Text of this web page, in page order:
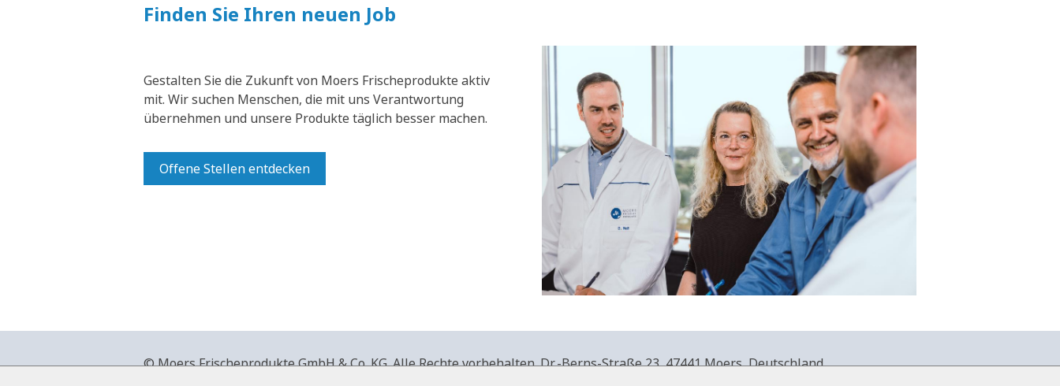
Finden Sie Ihren neuen Job
Gestalten Sie die Zukunft von Moers Frischeprodukte aktiv
mit. Wir suchen Menschen, die mit uns Verantwortung
übernehmen und unsere Produkte täglich besser machen.
Offene Stellen entdecken
© Moers Frischeprodukte GmbH & Co. KG. Alle Rechte vorbehalten.Dr.-Berns-Straße 23,47441 Moers, Deutschland.